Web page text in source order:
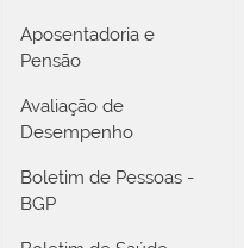
Aposentadoria e
Pensão
Avaliação de
Desempenho
Boletim de Pessoas -
BGP